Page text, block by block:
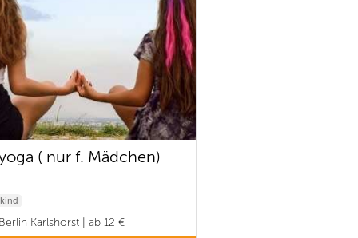
( nur f. Mädchen)
Karlshorst | ab 12 €